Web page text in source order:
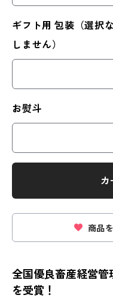
ギフト用 包装（選択
しません）
お熨斗
カ
商品
全国優良畜産経営管
を受賞！